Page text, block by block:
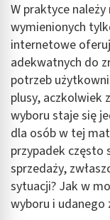
W praktyce
wymienionych
internetowe
adekwatnych do
potrzeb
plusy, aczkolwiek
wyboru staje się
dla osób w tej
przypadek często
sprzedaży,
sytuacji? Jak w
wyboru i udanego